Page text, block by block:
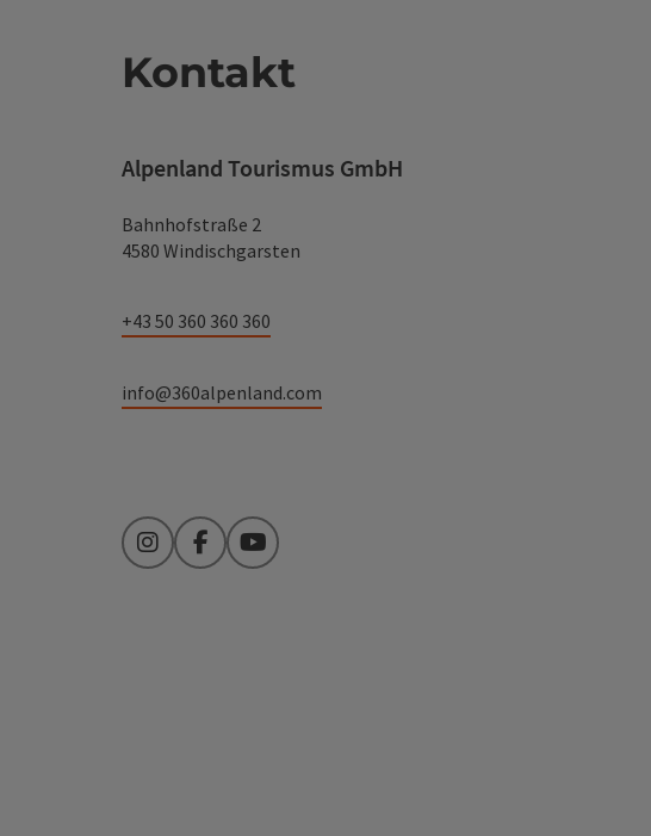
Kontakt
Alpenland Tourismus GmbH
Bahnhofstraße 2
4580 Windischgarsten
+43 50 360 360 360
info@360alpenland.com
InstagramFacebookYouTube